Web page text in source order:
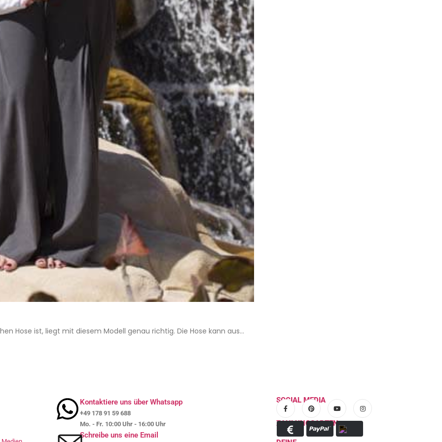
Hose ist, liegt mit diesem Modell genau richtig. Die Hose kann aus...
Kontaktiere uns über Whatsapp
+49 178 91 59 688
Mo. - Fr. 10:00 Uhr - 16:00 Uhr
Schreibe uns eine Email
SOCIAL MEDIA
ZAHLUNGSARTEN